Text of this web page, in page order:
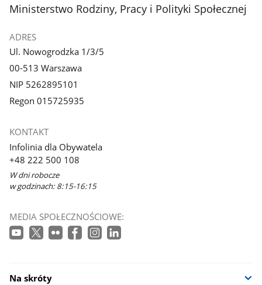
stopka
Ministerstwo Rodziny, Pracy i Polityki Społecznej
ADRES
Ul. Nowogrodzka 1/3/5
00-513 Warszawa
NIP 5262895101
Regon 015725935
KONTAKT
Infolinia dla Obywatela
+48 222 500 108
W dni robocze
w godzinach: 8:15-16:15
MEDIA SPOŁECZNOŚCIOWE:
Na skróty